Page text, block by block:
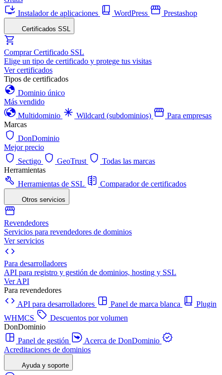
Instalador de aplicaciones
WordPress Prestashop
Certificados SSL
Comprar Certificado SSL
Elige un tipo de certificado y protege tus visitas
Ver certificados
Tipos de certificados
Dominio único
Más vendido
Multidominio
Wildcard (subdominios)
Para empresas
Marcas
DonDominio
Mejor precio
Sectigo
GeoTrust
Todas las marcas
Herramientas
Herramientas de SSL
Comparador de certificados
Otros servicios
Revendedores
Servicios para revendedores de dominios
Ver servicios
Para desarrolladores
API para registro y gestión de dominios, hosting y SSL
Ver API
Para revendedores
API para desarrolladores
Panel de marca blanca
Plugin
WHMCS
Descuentos por volumen
DonDominio
Panel de gestión
Acerca de DonDominio
Acreditaciones de dominios
Ayuda y soporte